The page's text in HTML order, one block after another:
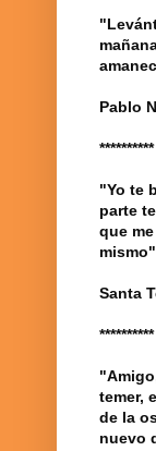
Pablo
**********
"Yo te
parte
que
mismo"
Santa
**********
temer,
de la
nuevo